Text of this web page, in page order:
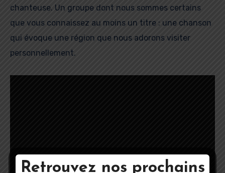
chanteuse. Un groupe dont nous sommes certains
que vous connaissez au moins un titre : une chanson
qui évoque une région que nous adorons visiter
personnellement.
Retrouvez nos prochains